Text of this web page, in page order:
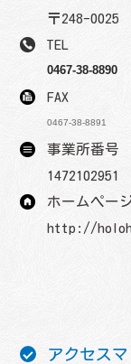
〒248-0025
TEL
0467-38-8890
FAX
0467-38-8891
事業所番号
1472102951
ホームペー
http://
アクセス